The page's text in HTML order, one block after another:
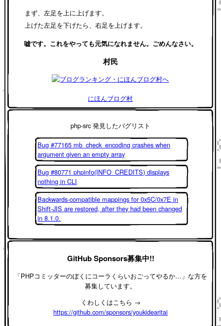
まず、左足を上に上げます。
上げた左足を下げたら、右足を上げます。
嘘です。これをやっても元気になれません。ごめんなさい。
村民
にほんブログ村
php-src 発見したバグリスト
Bug #77165 mb_check_encoding crashes when
argument given an empty array
Bug #80771 phpinfo(INFO_CREDITS) displays
nothing in CLI
Backwards-compatible mappings for 0x5C/0x7E in
Shift-JIS are restored, after they had been changed
in 8.1.0.
GitHub Sponsors募集中!!
「PHPコミッターのぼくにコーラくらいおごってやるか…」な方を
募集しています。
くわしくはこちら →
https://github.com/sponsors/youkidearitai